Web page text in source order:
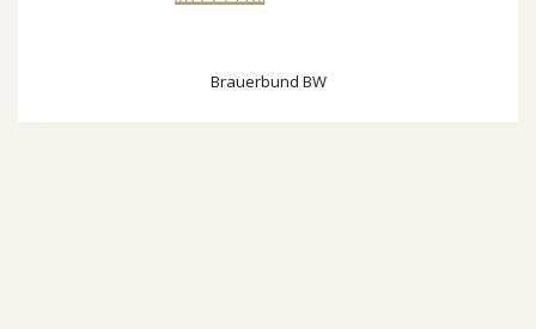
Brauerbund BW